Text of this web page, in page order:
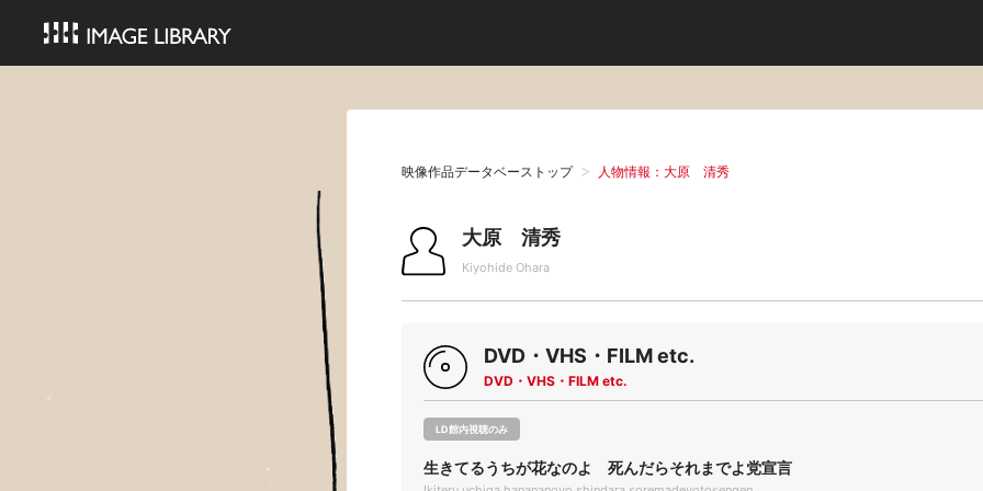
映像作品データベーストップ 人物情報：大原 清秀
大原 清秀
Kiyohide Ohara
DVD・VHS・FILM etc.
DVD・VHS・FILM etc.
LD館内視聴のみ
生きてるうちが花なのよ 死んだらそれまでよ党宣言